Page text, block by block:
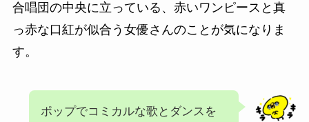
合唱団の中央に立っている、赤いワンピースと真
っ赤な口紅が似合う女優さんのことが気になりま
す。
ポップでコミカルな歌とダンスを